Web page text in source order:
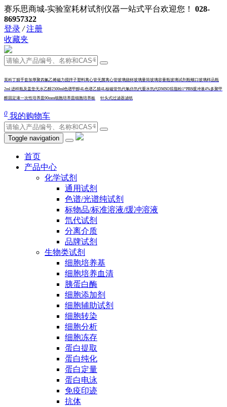
赛乐思商城-实验室耗材试剂仪器一站式平台欢迎您！ 028-
86957322
登录 / 注册
收藏夹
英科丁腈手套加厚聚四氟乙烯磁力搅拌子塑料离心管无菌离心管玻璃烧杯玻璃量筒玻璃容量瓶玻璃试剂瓶螺口玻璃样品瓶
2ml 进样瓶及盖垫无水乙醇2500ml色谱甲醇4L色谱乙腈4L核磁管氘代氯仿氘代重水氘代DMSO琼脂粉1*PBS缓冲液4%多聚甲
醛固定液一次性培养皿90mm细胞培养皿 细胞培养板 针头式过滤器滤纸
0 我的购物车
Toggle navigation
首页
产品中心
化学试剂
通用试剂
色谱/光谱纯试剂
标物品/标准溶液/缓冲溶液
氘代试剂
分离介质
品牌试剂
生物类试剂
细胞培养基
细胞培养血清
胰蛋白酶
细胞添加剂
细胞辅助试剂
细胞转染
细胞分析
细胞冻存
蛋白提取
蛋白纯化
蛋白定量
蛋白电泳
免疫印迹
抗体